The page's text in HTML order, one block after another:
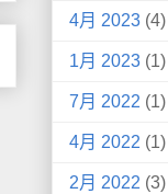
4月 2023 (4)
1月 2023 (1)
7月 2022 (1)
4月 2022 (1)
2月 2022 (3)